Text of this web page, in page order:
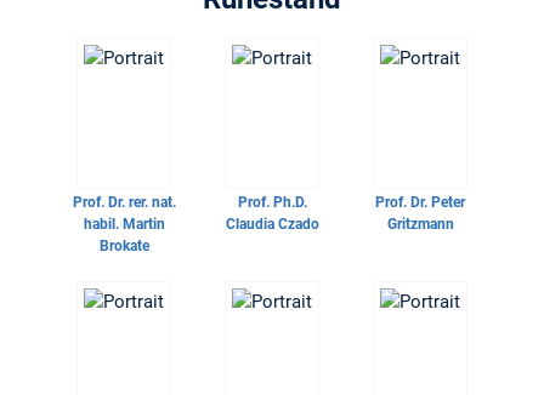
Prof. Dr. rer. nat.
habil.Martin
Brokate
Prof. Ph.D.
Claudia Czado
Prof. Dr. Peter
Gritzmann